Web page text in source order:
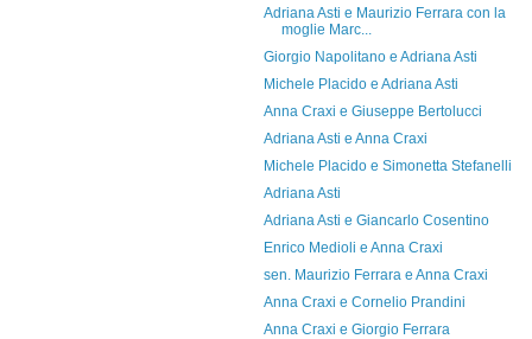
Adriana Asti e Maurizio Ferrara con la
moglie Marc...
Giorgio Napolitano e Adriana Asti
Michele Placido e Adriana Asti
Anna Craxi e Giuseppe Bertolucci
Adriana Asti e Anna Craxi
Michele Placido e Simonetta Stefanelli
Adriana Asti
Adriana Asti e Giancarlo Cosentino
Enrico Medioli e Anna Craxi
sen. Maurizio Ferrara e Anna Craxi
Anna Craxi e Cornelio Prandini
Anna Craxi e Giorgio Ferrara